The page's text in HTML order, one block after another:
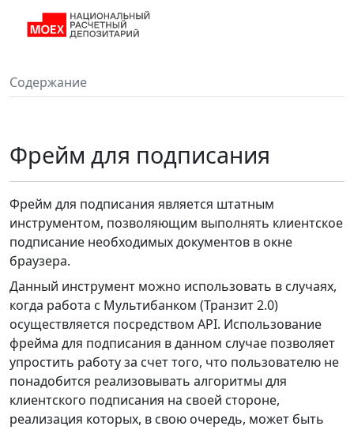
Содержание
Фрейм для подписания
Фрейм для подписания является штатным
инструментом, позволяющим выполнять клиентское
подписание необходимых документов в окне
браузера.
Данный инструмент можно использовать в случаях,
когда работа с Мультибанком (Транзит 2.0)
осуществляется посредством API. Использование
фрейма для подписания в данном случае позволяет
упростить работу за счет того, что пользователю не
понадобится реализовывать алгоритмы для
клиентского подписания на своей стороне,
реализация которых, в свою очередь, может быть